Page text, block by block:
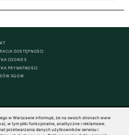
DOSTĘPNOŚCI
COOKIES
PRYWATNOŚCI
SGGW
RIGHTS RESERVED
w Warszawie informuje, że na swoich stronach www
w tym pliki funkcjonalne, analityczne i reklamowe.
przetwarzania danych użytkowników serwisu i